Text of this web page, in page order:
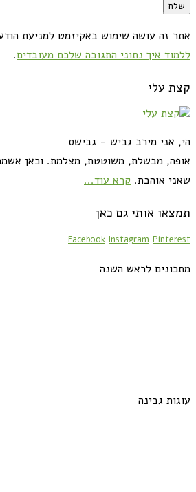
אתר זה עושה שימוש באקיזמט למניעת
ללמוד איך נתוני התגובה שלכם מעובדים.
קצת עלי
הי, אני מירב גביש - גבישס
אופה, מבשלת, משוטטת, מצלמת. וכאן
שאני אוהבת. קרא עוד...
תמצאו אותי גם כאן
Facebook Instagram Pinterest
מתכונים לראש השנה
עוגות גבינה